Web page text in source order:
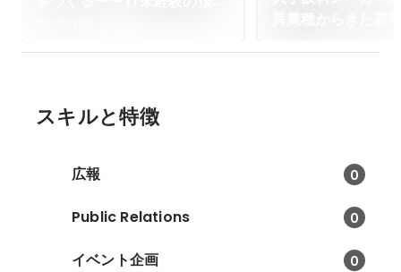
スキルと特徴
広報 0
Public Relations 0
イベント企画 0